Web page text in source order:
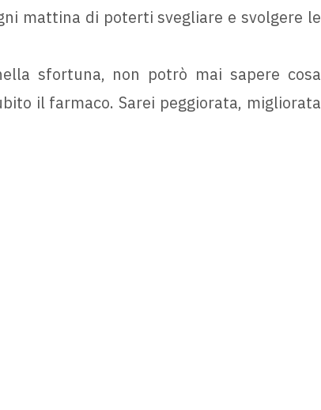
mattina di poterti svegliare e svolgere le
sfortuna, non potrò mai sapere cosa
il farmaco. Sarei peggiorata, migliorata